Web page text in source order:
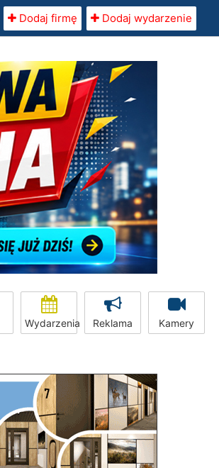
Dodaj firmę Dodaj wydarzenie
Wydarzenia Reklama Kamery